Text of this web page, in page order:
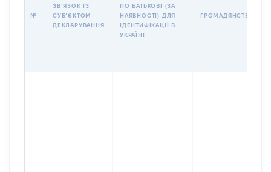
№
ЗВʼЯЗОК ІЗ
СУБʼЄКТОМ
ДЕКЛАРУВАННЯ
ПО БАТЬКОВІ (ЗА
НАЯВНОСТІ) ДЛЯ
ІДЕНТИФІКАЦІЇ В
УКРАЇНІ
ГРОМАДЯНСТВО